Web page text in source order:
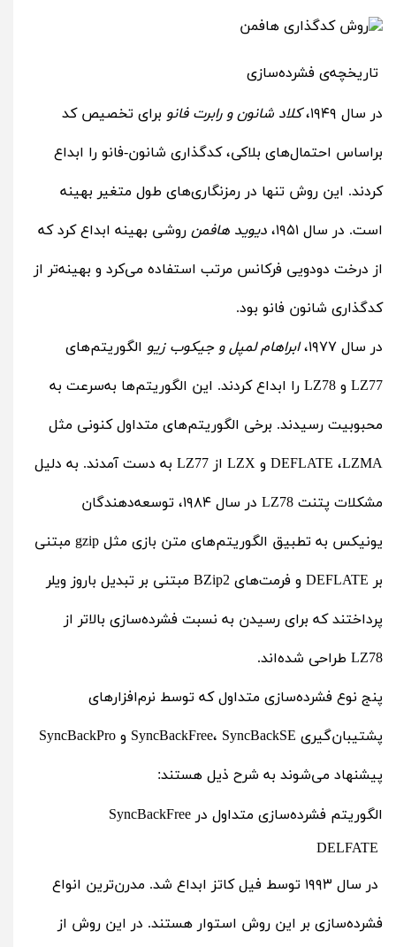
تاریخچه‌ی فشرده‌سازی
در سال ۱۹۴۹، کلاد شانون و رابرت فانو برای تخصیص کد
براساس احتمال‌های بلاکی، کدگذاری شانون-فانو را ابداع
کردند. این روش تنها در رمزنگاری‌های طول متغیر بهینه
است. در سال ۱۹۵۱،
دیوید هافمن روشی بهینه ابداع کرد که
از درخت دودویی فرکانس مرتب استفاده می‌کرد و بهینه‌تر از
کدگذاری شانون فانو بود.
در سال ۱۹۷۷،
ابراهام لمپل و جیکوب زیو الگوریتم‌های
LZ77 و LZ78 را ابداع کردند. این الگوریتم‌ها به‌سرعت به
محبوبیت رسیدند. برخی الگوریتم‌های متداول کنونی مثل
DEFLATE ،LZMA و LZX از LZ77 به دست آمدند. به دلیل
مشکلات پتنت LZ78 در سال ۱۹۸۴، توسعه‌‌دهندگان
یونیکس به تطبیق الگوریتم‌های متن بازی مثل gzip مبتنی
بر DEFLATE و فرمت‌های BZip2 مبتنی بر تبدیل باروز ویلر
پرداختند که برای رسیدن به نسبت فشرده‌سازی بالاتر از
LZ78 طراحی شده‌اند.
پنج نوع فشرده‌سازی متداول که توسط نرم‌افزارهای
پشتیبان‌گیری SyncBackFree، SyncBackSE و SyncBackPro
پیشنهاد می‌شوند به شرح ذیل هستند:
الگوریتم فشرده‌سازی متداول در SyncBackFree
DELFATE
در سال ۱۹۹۳ توسط فیل کاتز ابداع شد. مدرن‌ترین انواع
فشرده‌سازی بر این روش استوار هستند. در این روش از